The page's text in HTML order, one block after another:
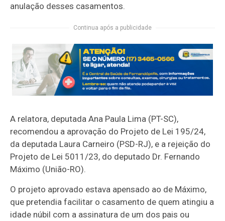
anulação desses casamentos.
Continua após a publicidade
A relatora, deputada Ana Paula Lima (PT-SC),
recomendou a aprovação do Projeto de Lei 195/24,
da deputada Laura Carneiro (PSD-RJ), e a rejeição do
Projeto de Lei 5011/23, do deputado Dr. Fernando
Máximo (União-RO).
O projeto aprovado estava apensado ao de Máximo,
que pretendia facilitar o casamento de quem atingiu a
idade núbil com a assinatura de um dos pais ou